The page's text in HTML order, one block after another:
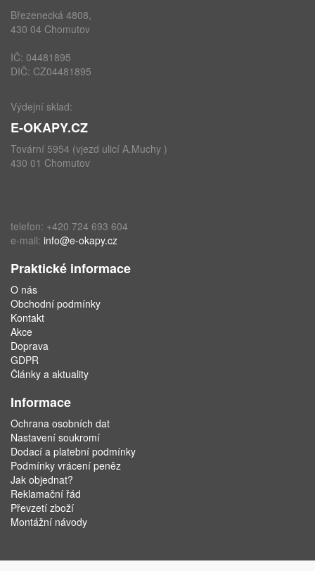
Březenecká 4808,
430 04 Chomutov
IČ: 04481895
DIČ: CZ04481895
Výdejní sklad:
E-OKAPY.CZ
Tovární 5954 (vjezd ulicí A.Muchy )
430 01 Chomutov
telefon: +420 724 693 604
e-mail: info@e-okapy.cz
Praktické informace
O nás
Obchodní podmínky
Kontakt
Akce
Doprava
GDPR
Články a aktuality
Informace
Ochrana osobních dat
Nastavení soukromí
Dodací a platební podmínky
Podmínky vrácení peněz
Jak objednat?
Reklamační řád
Převzetí zboží
Montážní návody